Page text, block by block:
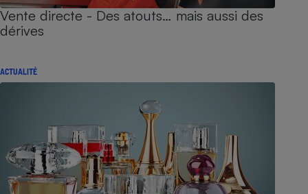
Vente directe - Des atouts… mais aussi des
dérives
ACTUALITÉ